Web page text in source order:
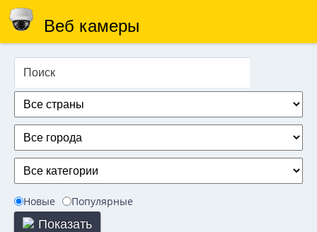
Веб камеры
Новые Популярные
Показать